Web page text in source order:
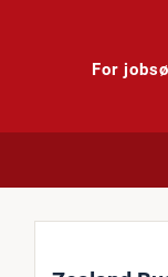
For